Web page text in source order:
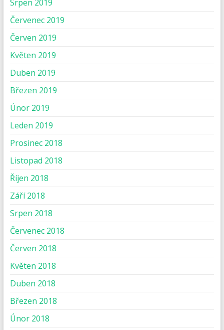
Srpen 2019
Červenec 2019
Červen 2019
Květen 2019
Duben 2019
Březen 2019
Únor 2019
Leden 2019
Prosinec 2018
Listopad 2018
Říjen 2018
Září 2018
Srpen 2018
Červenec 2018
Červen 2018
Květen 2018
Duben 2018
Březen 2018
Únor 2018